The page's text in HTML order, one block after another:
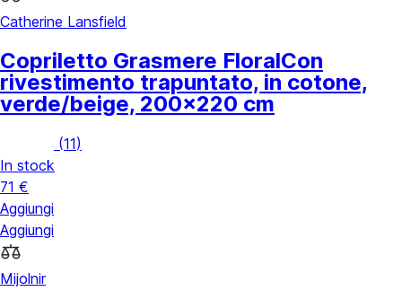
Catherine Lansfield
Copriletto Grasmere FloralCon
rivestimento trapuntato, in cotone,
verde/beige, 200x220 cm
(11)
In stock
71 €
Aggiungi
Aggiungi
Mijolnir